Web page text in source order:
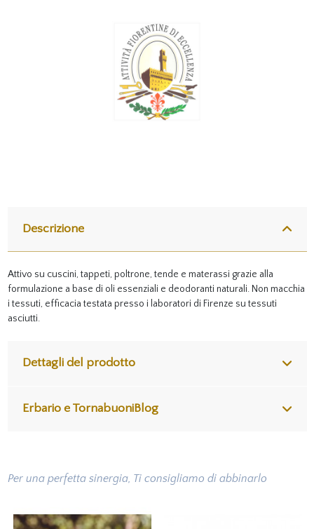
Descrizione
Attivo su cuscini, tappeti, poltrone, tende e materassi grazie alla
formulazione a base di oli essenziali e deodoranti naturali.Non macchia
i tessuti, efficacia testata presso i laboratori di Firenze su tessuti
asciutti.
Dettagli del prodotto
Erbario e TornabuoniBlog
Per una perfetta sinergia, Ti consigliamo di abbinarlo